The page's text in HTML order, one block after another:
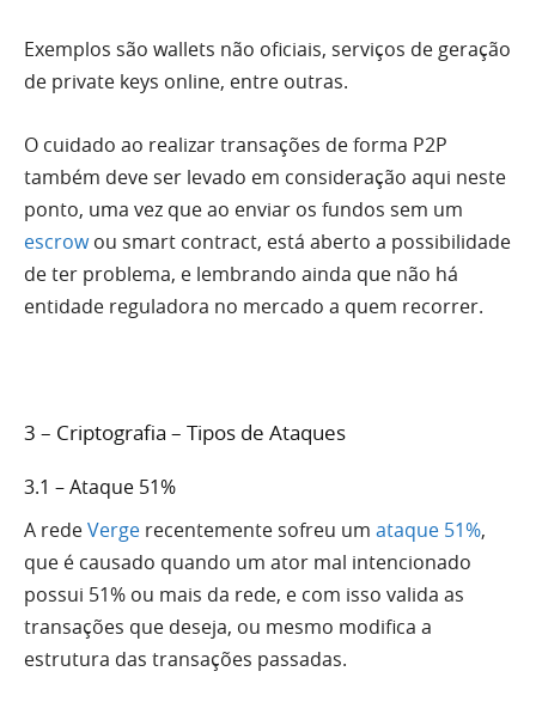
Exemplos são wallets não oficiais, serviços de geração
de private keys online, entre outras.
O cuidado ao realizar transações de forma P2P
também deve ser levado em consideração aqui neste
ponto, uma vez que ao enviar os fundos sem um
escrowou smart contract, está aberto a possibilidade
de ter problema, e lembrando ainda que não há
entidade reguladora no mercado a quem recorrer.
3 – Criptografia – Tipos de Ataques
3.1 – Ataque 51%
A redeVerge recentemente sofreu um ataque 51%,
que é causado quando um ator mal intencionado
possui 51% ou mais da rede, e com isso valida as
transações que deseja, ou mesmo modifica a
estrutura das transações passadas.